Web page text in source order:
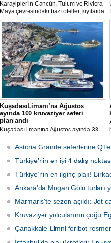
Karayipler’in Cancún, Tulum ve Riviera
Maya çevresindeki bazı oteller, kıyılarda
biriken ve çürüdükçe ağır koku yayan
sargassum yosununun rezervasyonları
yavaşlatması üzerine yaz fiyatlarında
yüzde 40’a varan indirimlere yöneldi.
KuşadasıLimanı’na Ağustos
ayında 100 kruvaziyer seferi
planlandı
Kuşadası limanına Ağustos ayında 38
uğrayacak. En yoğun günün 28 Ağustos
olduğu açıklandı.
Astoria Grande seferlerine
Türkiye’nin en iyi 4 dalış
Türkiye’nin en ilginç plajı!
Ankara'da Mogan Gölü turları
Marmaris'te sezon açıldı: Jet
Kruvaziyer yolcularının çoğu
Çanakkale-Limni feribot